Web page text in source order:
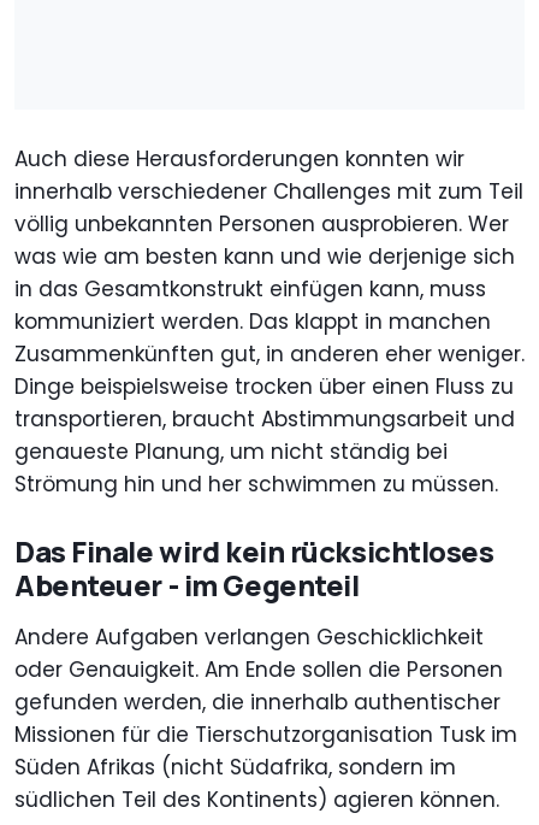
Auch diese Herausforderungen konnten wir
innerhalb verschiedener Challenges mit zum Teil
völlig unbekannten Personen ausprobieren. Wer
was wie am besten kann und wie derjenige sich
in das Gesamtkonstrukt einfügen kann, muss
kommuniziert werden. Das klappt in manchen
Zusammenkünften gut, in anderen eher weniger.
Dinge beispielsweise trocken über einen Fluss zu
transportieren, braucht Abstimmungsarbeit und
genaueste Planung, um nicht ständig bei
Strömung hin und her schwimmen zu müssen.
Das Finale wird kein rücksichtloses
Abenteuer - im Gegenteil
Andere Aufgaben verlangen Geschicklichkeit
oder Genauigkeit. Am Ende sollen die Personen
gefunden werden, die innerhalb authentischer
Missionen für die Tierschutzorganisation Tusk im
Süden Afrikas (nicht Südafrika, sondern im
südlichen Teil des Kontinents) agieren können.